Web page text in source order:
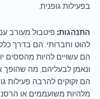
בפעילות גופנית.
התנהגות: פיטבול מעורב
להוט וחברותי. הם בדרך כלל
הם עשויים להיות מהססים
ונאמן לבעליהם, מה
הם זקוקים להרבה פעילות
מלהיות משועממים או